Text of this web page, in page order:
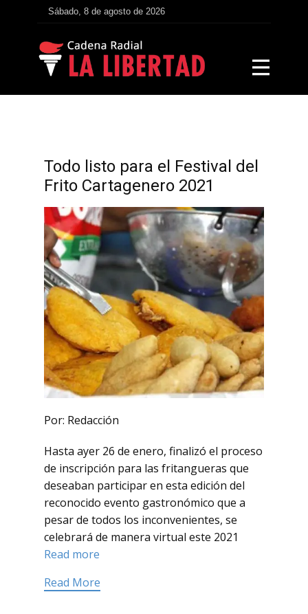
Sábado, 8 de agosto de 2026
Todo listo para el Festival del
Frito Cartagenero 2021
Por: Redacción
Hasta ayer 26 de enero, finalizó el proceso
de inscripción para las fritangueras que
deseaban participar en esta edición del
reconocido evento gastronómico que a
pesar de todos los inconvenientes, se
celebrará de manera virtual este 2021
Read more
Read More